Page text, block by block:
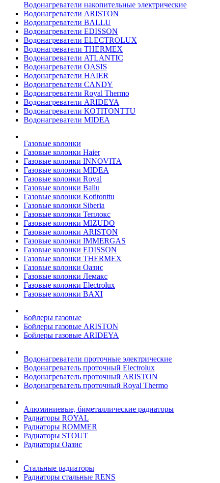
Водонагреватели накопительные электрические
Водонагреватели ARISTON
Водонагреватели BALLU
Водонагреватели EDISSON
Водонагреватели ELECTROLUX
Водонагреватели THERMEX
Водонагреватели ATLANTIC
Водонагреватели OASIS
Водонагреватели HAIER
Водонагреватели CANDY
Водонагреватели Royal Thermo
Водонагреватели ARIDEYA
Водонагреватели KOTITONTTU
Водонагреватели MIDEA
Газовые колонки
Газовые колонки Haier
Газовые колонки INNOVITA
Газовые колонки MIDEA
Газовые колонки Royal
Газовые колонки Ballu
Газовые колонки Kotitonttu
Газовые колонки Siberia
Газовые колонки Теплокс
Газовые колонки MIZUDO
Газовые колонки ARISTON
Газовые колонки IMMERGAS
Газовые колонки EDISSON
Газовые колонки THERMEX
Газовые колонки Оазис
Газовые колонки Лемакс
Газовые колонки Electrolux
Газовые колонки BAXI
Бойлеры газовые
Бойлеры газовые ARISTON
Бойлеры газовые ARIDEYA
Водонагреватели проточные электрические
Водонагреватель проточный Electrolux
Водонагреватель проточный ARISTON
Водонагреватель проточный Royal Thermo
Алюминиевые, биметаллические радиаторы
Радиаторы ROYAL
Радиаторы ROMMER
Радиаторы STOUT
Радиаторы Оазис
Стальные радиаторы
Радиаторы стальные RENS